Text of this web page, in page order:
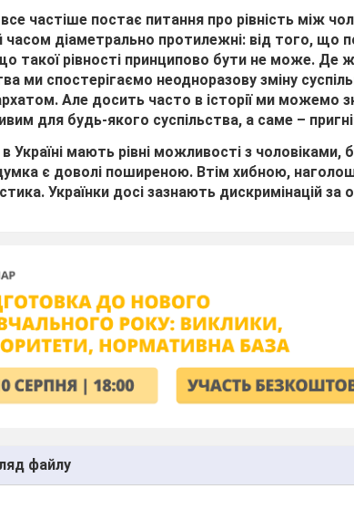
частіше постає питання про рівність між
діаметрально протилежні: від того, що
такої рівності принципово бути не може. Де ж
ми спостерігаємо неодноразову зміну
Але досить часто в історії ми можемо
для будь-якого суспільства, а саме –
Україні мають рівні можливості з чоловіками,
є доволі поширеною. Втім хибною,
Українки досі зазнають дискримінацій за
файлу